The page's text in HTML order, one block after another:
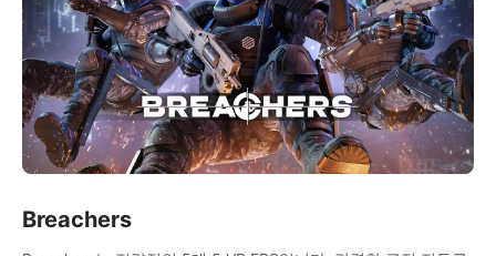
Breachers